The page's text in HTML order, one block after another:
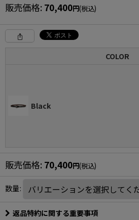
販売価格: 70,400円(税込)
COLOR
Black
販売価格: 70,400円(税込)
数量:
返品特約に関する重要事項